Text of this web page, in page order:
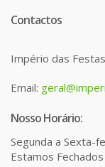
Contactos
Império das
Email:
Nosso Horário:
Segunda a Sexta-
Estamos